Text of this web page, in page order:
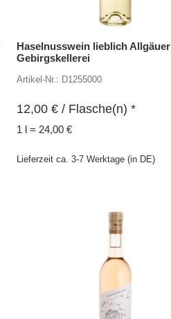
Haselnusswein lieblich Allgäuer
Gebirgskellerei
Artikel-Nr.: D1255000
12,00 € / Flasche(n) *
1 l = 24,00 €
Lieferzeit ca. 3-7 Werktage (in DE)